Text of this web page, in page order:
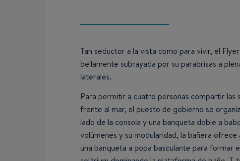
Tan seductor a la vista como para vivir, el
bellamente subrayada por su parabrisas a
laterales.
Para permitir a cuatro personas compartir las
frente al mar, el puesto de gobierno se
lado de la consola y una banqueta doble a
volúmenes y su modularidad, la bañera
una banqueta a popa basculante para formar